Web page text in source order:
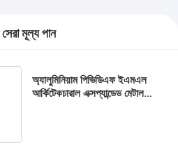
মূল্য পান
অ্যালুমিনিয়াম পিভিডিএফ ইএমএল
আর্কিটেকচারাল এক্সপ্যান্ডেড মেটাল